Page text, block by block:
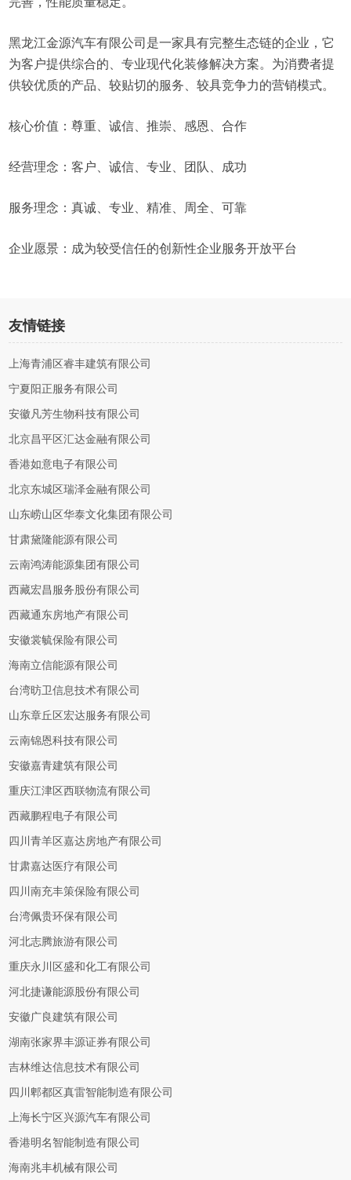
黑龙江金源汽车有限公司是一家具有完整生态链的企业，它
为客户提供综合的、专业现代化装修解决方案。为消费者提
供较优质的产品、较贴切的服务、较具竞争力的营销模式。
核心价值：尊重、诚信、推崇、感恩、合作
经营理念：客户、诚信、专业、团队、成功
服务理念：真诚、专业、精准、周全、可靠
企业愿景：成为较受信任的创新性企业服务开放平台
友情链接
上海青浦区睿丰建筑有限公司
宁夏阳正服务有限公司
安徽凡芳生物科技有限公司
北京昌平区汇达金融有限公司
香港如意电子有限公司
北京东城区瑞泽金融有限公司
山东崂山区华泰文化集团有限公司
甘肃黛隆能源有限公司
云南鸿涛能源集团有限公司
西藏宏昌服务股份有限公司
西藏通东房地产有限公司
安徽裳毓保险有限公司
海南立信能源有限公司
台湾昉卫信息技术有限公司
山东章丘区宏达服务有限公司
云南锦恩科技有限公司
安徽嘉青建筑有限公司
重庆江津区西联物流有限公司
西藏鹏程电子有限公司
四川青羊区嘉达房地产有限公司
甘肃嘉达医疗有限公司
四川南充丰策保险有限公司
台湾佩贵环保有限公司
河北志腾旅游有限公司
重庆永川区盛和化工有限公司
河北捷谦能源股份有限公司
安徽广良建筑有限公司
湖南张家界丰源证券有限公司
吉林维达信息技术有限公司
四川郫都区真雷智能制造有限公司
上海长宁区兴源汽车有限公司
香港明名智能制造有限公司
海南兆丰机械有限公司